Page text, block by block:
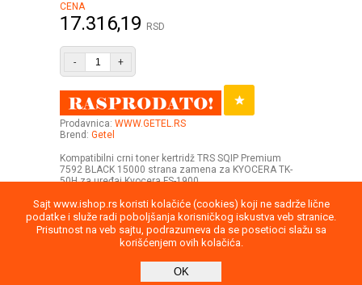
Sajt www.ishop.rs koristi kolačiće (cookies) koji ne sadrže lične
podatke i služe radi poboljšanja korisničkog iskustva veb stranice.
Prisutnost na veb sajtu, podrazumeva da se posetioci slažu sa
korišćenjem ovih kolačića.
OK
CENA
17.316,19 RSD
- +
Prodavnica: WWW.GETEL.RS
Brend: Getel
Kompatibilni crni toner kertridž TRS SQIP Premium
7592 BLACK 15000 strana zamena za KYOCERA TK-
50H za uređaj Kyocera FS-1900
Privatnost podataka Kontakt